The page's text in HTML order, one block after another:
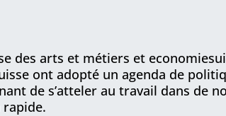
des arts et métiers et
ont adopté un agenda de
de s’atteler au travail dans de